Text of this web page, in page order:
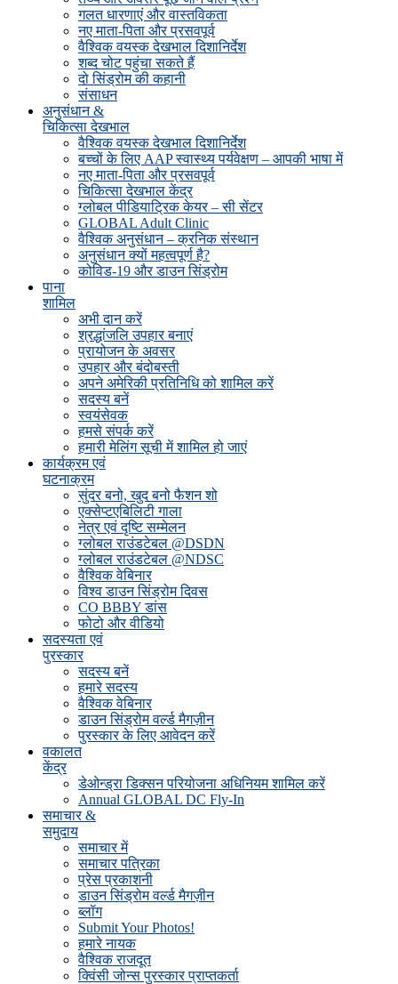
गलत धारणाएं और वास्तविकता
नए माता-पिता और प्रसवपूर्व
वैश्विक वयस्क देखभाल दिशानिर्देश
शब्द चोट पहुंचा सकते हैं
दो सिंड्रोम की कहानी
संसाधन
अनुसंधान &
चिकित्सा देखभाल
वैश्विक वयस्क देखभाल दिशानिर्देश
बच्चों के लिए AAP स्वास्थ्य पर्यवेक्षण – आपकी भाषा में
नए माता-पिता और प्रसवपूर्व
चिकित्सा देखभाल केंद्र
ग्लोबल पीडियाट्रिक केयर – सी सेंटर
GLOBAL Adult Clinic
वैश्विक अनुसंधान – क्रनिक संस्थान
अनुसंधान क्यों महत्वपूर्ण है?
कोविड-19 और डाउन सिंड्रोम
पाना
शामिल
अभी दान करें
श्रद्धांजलि उपहार बनाएं
प्रायोजन के अवसर
उपहार और बंदोबस्ती
अपने अमेरिकी प्रतिनिधि को शामिल करें
सदस्य बनें
स्वयंसेवक
हमसे संपर्क करें
हमारी मेलिंग सूची में शामिल हो जाएं
कार्यक्रम एवं
घटनाक्रम
सुंदर बनो, खुद बनो फैशन शो
एक्सेप्टएबिलिटी गाला
नेत्र एवं दृष्टि सम्मेलन
ग्लोबल राउंडटेबल @DSDN
ग्लोबल राउंडटेबल @NDSC
वैश्विक वेबिनार
विश्व डाउन सिंड्रोम दिवस
CO BBBY डांस
फोटो और वीडियो
सदस्यता एवं
पुरस्कार
सदस्य बनें
हमारे सदस्य
वैश्विक वेबिनार
डाउन सिंड्रोम वर्ल्ड मैगज़ीन
पुरस्कार के लिए आवेदन करें
वकालत
केंद्र
डेओन्ड्रा डिक्सन परियोजना अधिनियम शामिल करें
Annual GLOBAL DC Fly-In
समाचार &
समुदाय
समाचार में
समाचार पत्रिका
प्रेस प्रकाशनी
डाउन सिंड्रोम वर्ल्ड मैगज़ीन
ब्लॉग
Submit Your Photos!
हमारे नायक
वैश्विक राजदूत
क्विंसी जोन्स पुरस्कार प्राप्तकर्ता